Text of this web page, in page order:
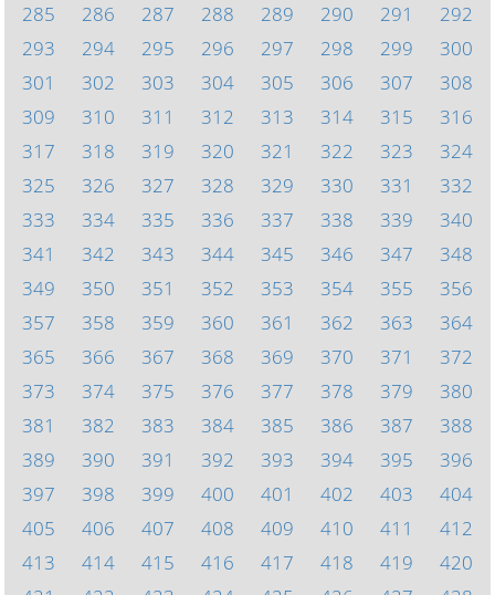
285
286 287 288 289 290 291
292
293
294 295 296 297 298 299
300
301
302 303 304 305 306 307
308
309
310 311 312 313 314 315
316
317
318 319 320 321 322 323
324
325
326 327 328 329 330 331
332
333
334 335 336 337 338 339
340
341
342 343 344 345 346 347
348
349
350 351 352 353 354 355
356
357
358 359 360 361 362 363
364
365
366 367 368 369 370 371
372
373
374 375 376 377 378 379
380
381
382 383 384 385 386 387
388
389
390 391 392 393 394 395
396
397
398 399 400 401 402 403
404
405
406 407 408 409 410 411
412
413
414 415 416 417 418 419
420